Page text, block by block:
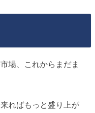
場、これからまだま
ればもっと盛り上が